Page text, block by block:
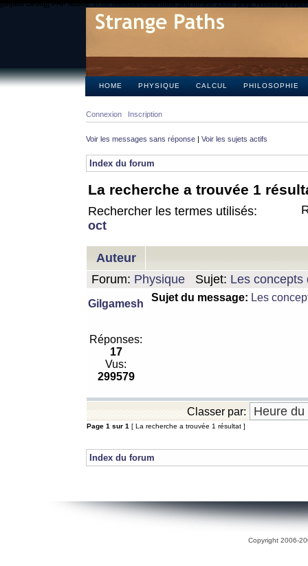
[phpBB Debug] PHP Notice: in file/includes/functions.phpon line2355:preg_replace()
HOME PHYSIQUE CALCUL PHILOSOPHIE
Connexion Inscription
Voir les messages sans réponse | Voir les sujets actifs
Index du forum
La recherche a trouvée 1
Rechercher les termes utilisés:
oct
Auteur
Forum: Physique Sujet: Les concepts
Gilgamesh
Sujet du message: Les
Réponses:
17
Vus:
299579
Classer par:
Page 1 sur 1 [ La recherche a trouvée 1 résultat ]
Index du forum
Copyright 2006-